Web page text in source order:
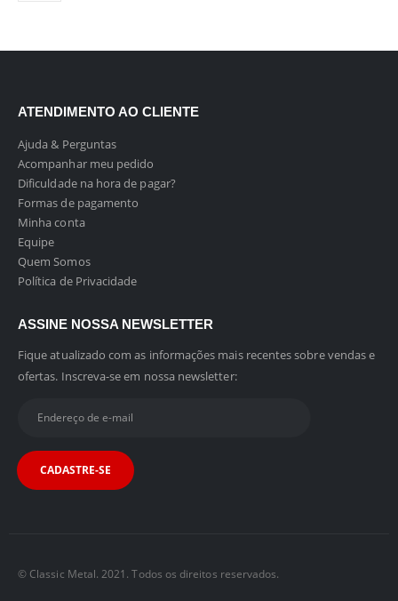
ATENDIMENTO AO CLIENTE
Ajuda & Perguntas
Acompanhar meu pedido
Dificuldade na hora de pagar?
Formas de pagamento
Minha conta
Equipe
Quem Somos
Política de Privacidade
ASSINE NOSSA NEWSLETTER
Fique atualizado com as informações mais recentes sobre vendas e
ofertas. Inscreva-se em nossa newsletter:
© Classic Metal. 2021. Todos os direitos reservados.